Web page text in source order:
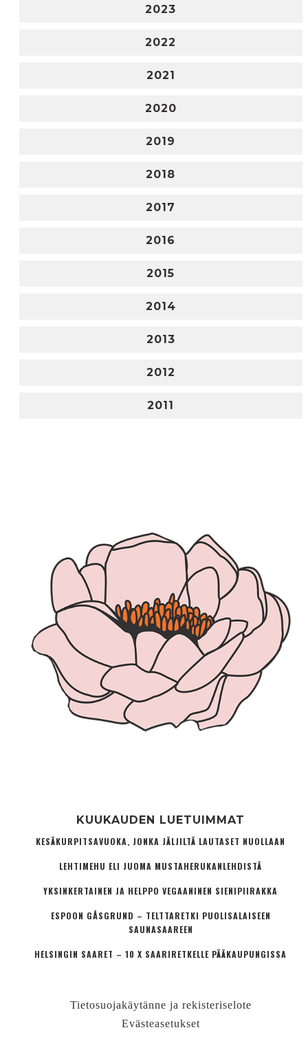
2023
2022
2021
2020
2019
2018
2017
2016
2015
2014
2013
2012
2011
KUUKAUDEN LUETUIMMAT
KESÄKURPITSAVUOKA, JONKA JÄLJILTÄ LAUTASET NUOLLAAN
LEHTIMEHU ELI JUOMA MUSTAHERUKANLEHDISTÄ
YKSINKERTAINEN JA HELPPO VEGAANINEN SIENIPIIRAKKA
ESPOON GÅSGRUND – TELTTARETKI PUOLISALAISEEN
SAUNASAAREEN
HELSINGIN SAARET – 10 X SAARIRETKELLE PÄÄKAUPUNGISSA
Tietosuojakäytänne ja rekisteriselote
Evästeasetukset